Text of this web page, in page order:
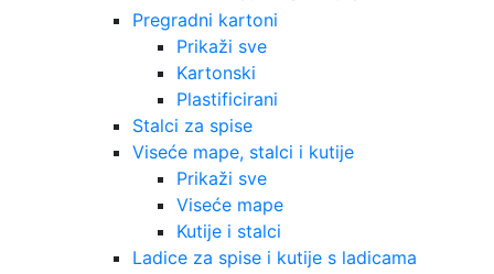
Pregradni kartoni
Prikaži sve
Kartonski
Plastificirani
Stalci za spise
Viseće mape, stalci i kutije
Prikaži sve
Viseće mape
Kutije i stalci
Ladice za spise i kutije s ladicama